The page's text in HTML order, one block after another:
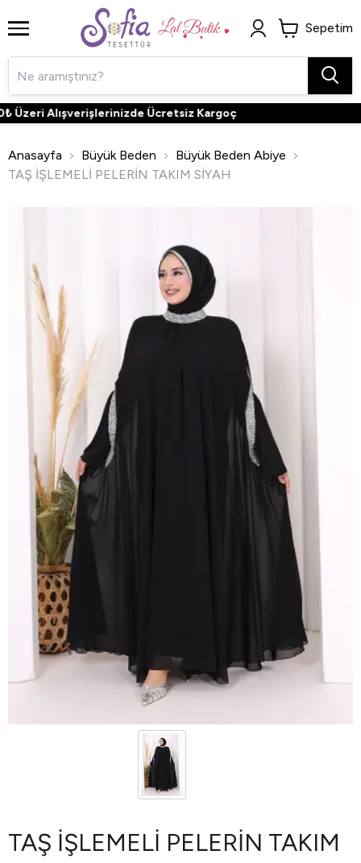
Sepetim
Alışverişlerinizde Ücretsiz Kargoç
Anasayfa Büyük Beden
Büyük Beden Abiye
TAŞ İŞLEMELİ PELERİN TAKIM SİYAH
TAŞ İŞLEMELİ PELERİN TAKIM